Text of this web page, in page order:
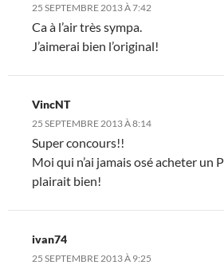
25 SEPTEMBRE 2013 À 7:42
Ca à l’air très sympa.
J’aimerai bien l’original!
VincNT
25 SEPTEMBRE 2013 À 8:14
Super concours!!
Moi qui n’ai jamais osé acheter un
plairait bien!
ivan74
25 SEPTEMBRE 2013 À 9:25